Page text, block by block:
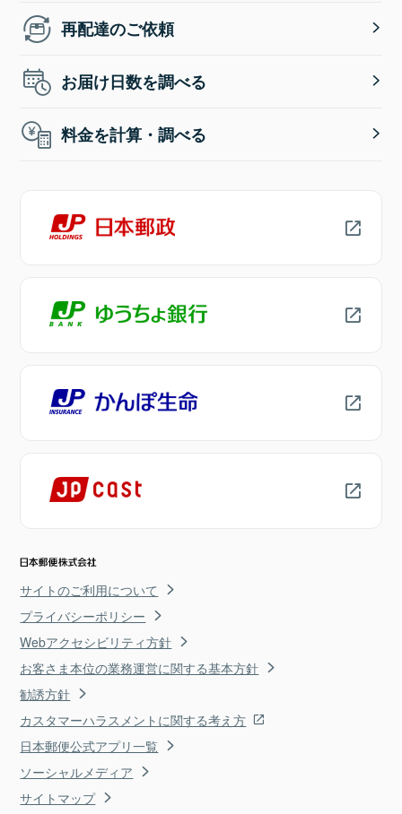
再配達のご依頼
お届け日数を調べる
料金を計算・調べる
サイトのご利用について
プライバシーポリシー
Webアクセシビリティ方針
お客さま本位の業務運営に関する基本方針
勧誘方針
カスタマーハラスメントに関する考え方
日本郵便公式アプリ一覧
ソーシャルメディア
サイトマップ